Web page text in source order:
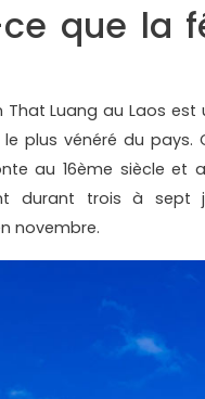
que la
That Luang au Laos
le plus vénéré du
au 16ème siècle et
durant trois à sept
novembre.